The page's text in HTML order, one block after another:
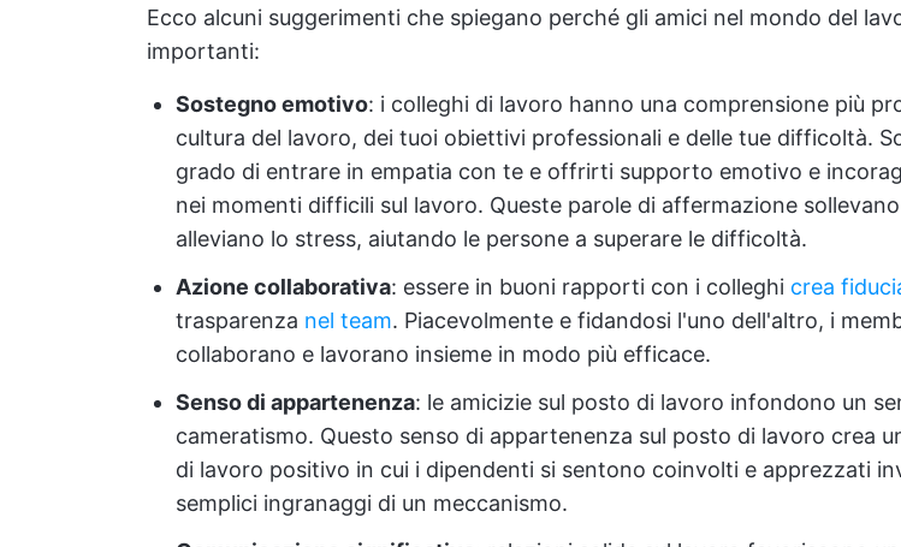
Ecco alcuni suggerimenti che spiegano perché gli amici nel mondo del
importanti:
Sostegno emotivo: i colleghi di lavoro hanno una comprensione più
cultura del lavoro, dei tuoi obiettivi professionali e delle tue difficoltà.
grado di entrare in empatia con te e offrirti supporto emotivo e
nei momenti difficili sul lavoro. Queste parole di affermazione
alleviano lo stress, aiutando le persone a superare le difficoltà.
Azione collaborativa: essere in buoni rapporti con i colleghi crea
trasparenza nel team. Piacevolmente e fidandosi l'uno dell'altro, i
collaborano e lavorano insieme in modo più efficace.
Senso di appartenenza: le amicizie sul posto di lavoro infondono un
cameratismo. Questo senso di appartenenza sul posto di lavoro crea
di lavoro positivo in cui i dipendenti si sentono coinvolti e apprezzati
semplici ingranaggi di un meccanismo.